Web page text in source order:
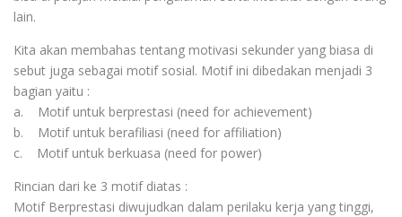
lain.
Kita akan membahas tentang motivasi sekunder yang biasa di
sebut juga sebagai motif sosial. Motif ini dibedakan menjadi 3
bagian yaitu :
a. Motif untuk berprestasi (need for achievement)
b. Motif untuk berafiliasi (need for affiliation)
c. Motif untuk berkuasa (need for power)
Rincian dari ke 3 motif diatas :
Motif Berprestasi diwujudkan dalam perilaku kerja yang tinggi,